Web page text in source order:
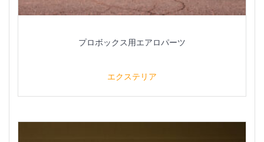
プロボックス用エアロパーツ
エクステリア